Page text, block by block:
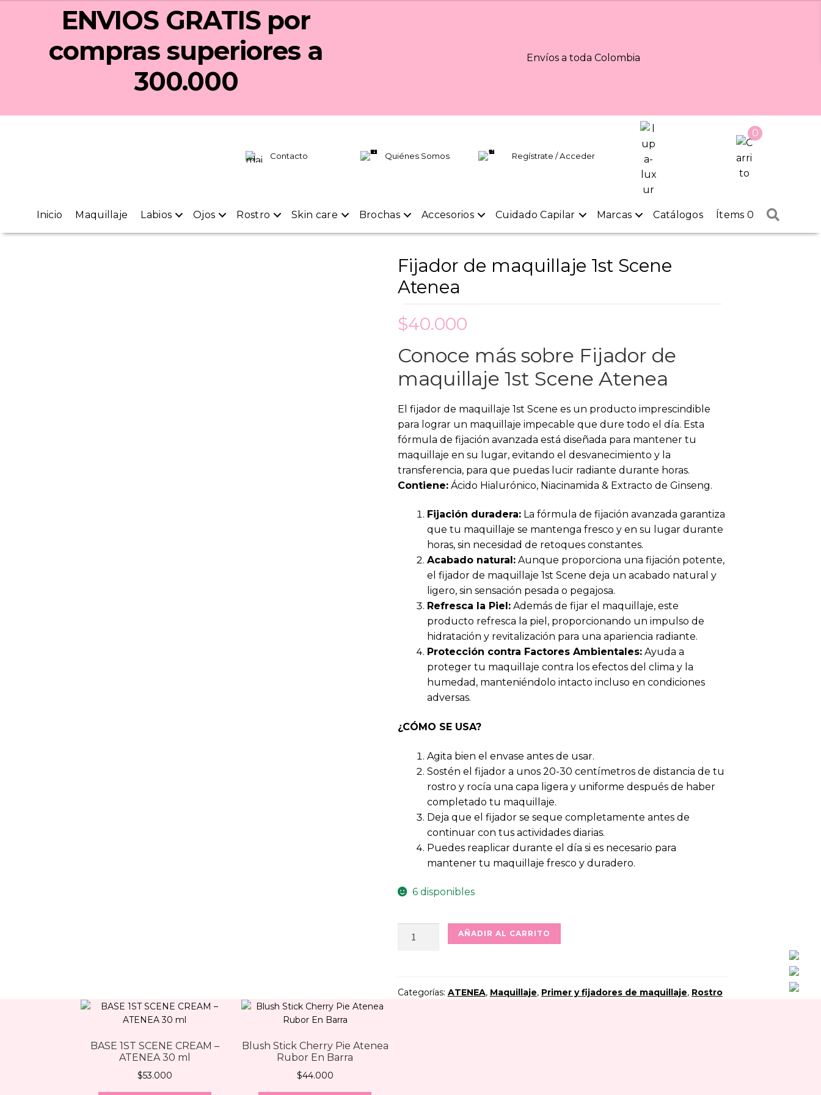
ENVIOS GRATIS por
compras superiores a
300.000
Envíos a toda Colombia
Contacto Quiénes Somos Regístrate / Acceder
0
Inicio Maquillaje Labios Ojos Rostro Skin care Brochas Accesorios Cuidado Capilar Marcas Catálogos Ítems 0
Fijador de maquillaje 1st Scene
Atenea
$40.000
Conoce más sobre Fijador de
maquillaje 1st Scene Atenea
El fijador de maquillaje 1st Scene es un producto imprescindible
para lograr un maquillaje impecable que dure todo el día. Esta
fórmula de fijación avanzada está diseñada para mantener tu
maquillaje en su lugar, evitando el desvanecimiento y la
transferencia, para que puedas lucir radiante durante horas.
Contiene:Ácido Hialurónico, Niacinamida & Extracto de Ginseng.
Fijación duradera:La fórmula de fijación avanzada garantiza
que tu maquillaje se mantenga fresco y en su lugar durante
horas, sin necesidad de retoques constantes.
Acabado natural:Aunque proporciona una fijación potente,
el fijador de maquillaje 1st Scene deja un acabado natural y
ligero, sin sensación pesada o pegajosa.
Refresca la Piel:Además de fijar el maquillaje, este
producto refresca la piel, proporcionando un impulso de
hidratación y revitalización para una apariencia radiante.
Protección contra Factores Ambientales:Ayuda a
proteger tu maquillaje contra los efectos del clima y la
humedad, manteniéndolo intacto incluso en condiciones
adversas.
¿CÓMO SE USA?
Agita bien el envase antes de usar.
Sostén el fijador a unos 20-30 centímetros de distancia de tu
rostro y rocía una capa ligera y uniforme después de haber
completado tu maquillaje.
Deja que el fijador se seque completamente antes de
continuar con tus actividades diarias.
Puedes reaplicar durante el día si es necesario para
mantener tu maquillaje fresco y duradero.
6 disponibles
Scene
AÑADIR AL CARRITO
Categorías: ATENEA, Maquillaje, Primer y fijadores de maquillaje, Rostro
BASE 1ST SCENE CREAM –
ATENEA 30 ml
$53.000
Blush Stick Cherry Pie Atenea
Rubor En Barra
$44.000